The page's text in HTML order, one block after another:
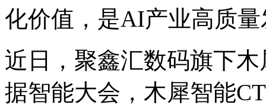
化价值，是AI产业高质
近日，聚鑫汇数码旗下
据智能大会，木犀智能